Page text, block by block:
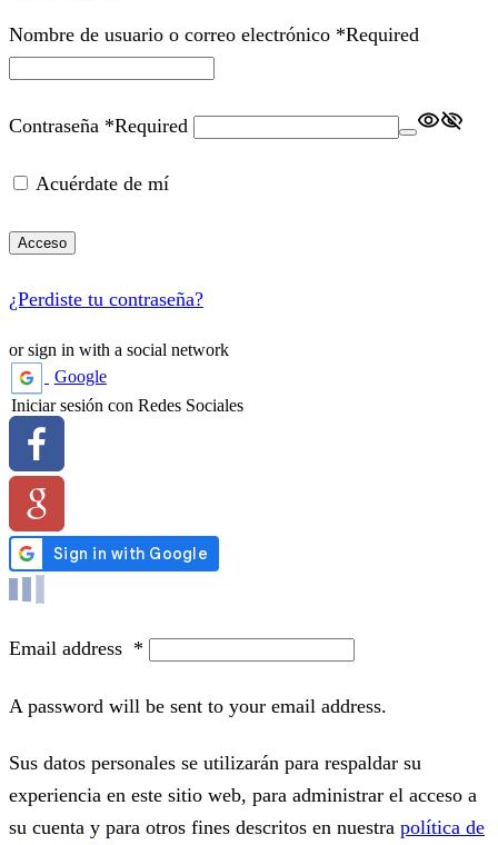
Nombre de usuario o correo electrónico *Required
Contraseña *Required
Acuérdate de mí
Acceso
¿Perdiste tu contraseña?
or sign in with a social network
Google
Iniciar sesión con Redes Sociales
Email address *
A password will be sent to your email address.
Sus datos personales se utilizarán para respaldar su
experiencia en este sitio web, para administrar el acceso a
su cuenta y para otros fines descritos en nuestra política de